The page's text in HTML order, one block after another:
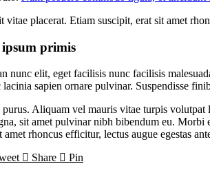
vitae placerat. Etiam suscipit, erat sit amet
primis
nunc elit, eget facilisis nunc facilisis
lacinia sapien ornare pulvinar. Suspendisse
Aliquam vel mauris vitae turpis
sit amet pulvinar nibh bibendum eu.
rhoncus efficitur, lectus augue egestas
Share Pin